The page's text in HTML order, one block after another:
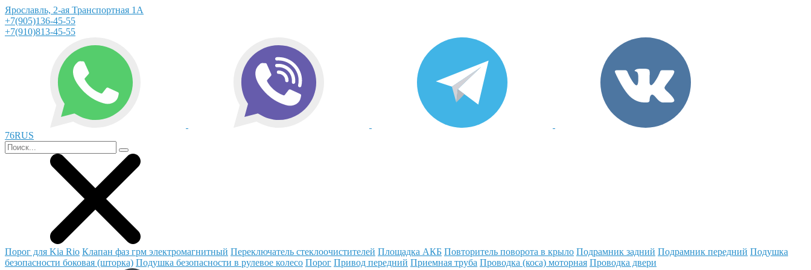
Ярославль, 2-ая Транспортная 1А
+7(905)136-45-55
+7(910)813-45-55
76RUS
Порог для Kia Rio Клапан фаз грм электромагнитный Переключатель стеклоочистителей Площадка АКБ Повторитель поворота в крыло Подрамник задний Подрамник передний Подушка
безопасности боковая (шторка) Подушка безопасности в рулевое колесо Порог Привод передний Приемная труба Проводка (коса) моторная Проводка двери